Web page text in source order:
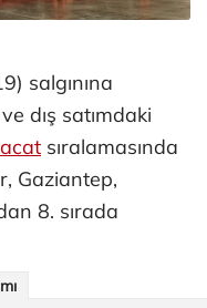
salgınına
dış satımdaki
sıralamasında
Gaziantep,
8. sırada